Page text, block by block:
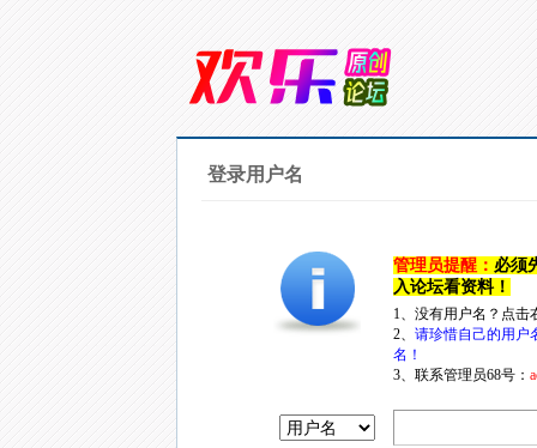
登录用户名
管理员提醒： 必须
入论坛看资料！
1、没有用户名？点
2、 请珍惜自己的用户
名！
3、联系管理员68号：